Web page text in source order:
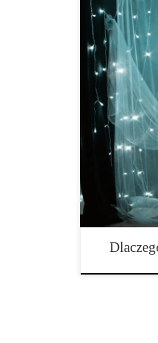
Marihuana
zazwyczaj
trafna, niektóre
pozbawieni
charakteryzuje